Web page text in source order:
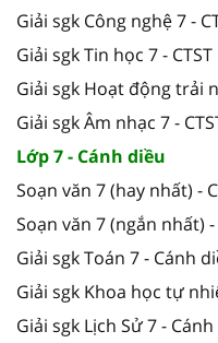
Giải sgk Công nghệ 7 -
Giải sgk Tin học 7 - CTST
Giải sgk Hoạt động trải
Giải sgk Âm nhạc 7 -
Lớp 7 - Cánh diều
Soạn văn 7 (hay nhất) -
Soạn văn 7 (ngắn nhất)
Giải sgk Toán 7 - Cánh
Giải sgk Khoa học tự
Giải sgk Lịch Sử 7 -